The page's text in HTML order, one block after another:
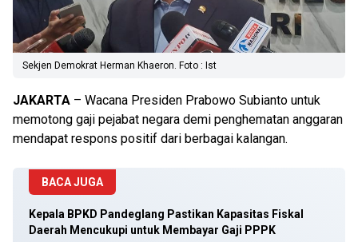
Sekjen Demokrat Herman Khaeron. Foto : Ist
JAKARTA – Wacana Presiden Prabowo Subianto untuk
memotong gaji pejabat negara demi penghematan anggaran
mendapat respons positif dari berbagai kalangan.
BACA JUGA
Kepala BPKD Pandeglang Pastikan Kapasitas Fiskal
Daerah Mencukupi untuk Membayar Gaji PPPK